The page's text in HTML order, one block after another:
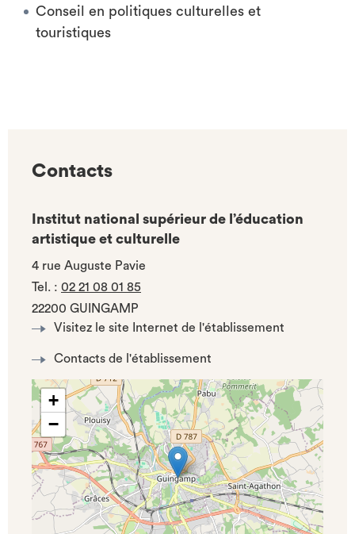
Conseil en politiques culturelles et
touristiques
Contacts
Institut national supérieur de l’éducation
artistique et culturelle
4 rue Auguste Pavie
Tel. : 02 21 08 01 85
22200 GUINGAMP
Visitez le site Internet de l'établissement
Contacts de l'établissement
+
−